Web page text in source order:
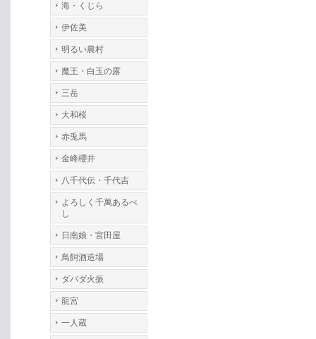
海・くじら
伊佐美
明るい農村
魔王・白玉の露
三岳
大和桜
赤兎馬
金峰櫻井
八千代伝・千代吉
よろしく千萬あるべ
し
日南娘・宮田屋
鳥飼酒造場
ダバダ火振
龍宮
一人蔵